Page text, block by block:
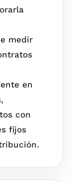
medir
en
con
fijos